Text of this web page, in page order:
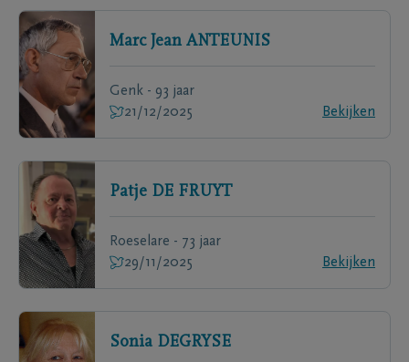
Marc Jean ANTEUNIS
Genk - 93 jaar
21/12/2025
Bekijken
Patje DE FRUYT
Roeselare - 73 jaar
29/11/2025
Bekijken
Sonia DEGRYSE